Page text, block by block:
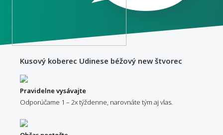
Kusový koberec Udinese béžový new štvorec
Pravidelne vysávajte
Odporúčame 1 – 2x týždenne, narovnáte tým aj vlas.